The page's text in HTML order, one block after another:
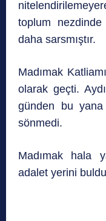
toplum
daha sarsmıştır.
Madımak
olarak geçti.
günden bu
sönmedi.
Madımak hala
adalet yerini